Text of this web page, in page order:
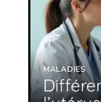
MALADIES